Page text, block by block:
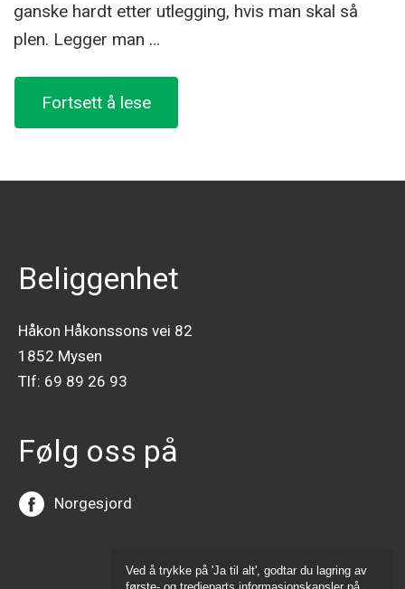
ganske hardt etter utlegging, hvis man skal så
plen. Legger man …
Fortsett å lese«Plenjord»
Beliggenhet
Håkon Håkonssons vei 82
1852 Mysen
Tlf: 69 89 26 93
Følg oss på
Norgesjord
Ved å trykke på 'Ja til alt', godtar du lagring av